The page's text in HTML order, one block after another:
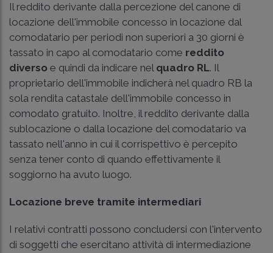
Il reddito derivante dalla percezione del canone di
locazione dell'immobile concesso in locazione dal
comodatario per periodi non superiori a 30 giorni è
tassato in capo al comodatario come reddito
diverso e quindi da indicare nel quadro RL. Il
proprietario dell'immobile indicherà nel quadro RB la
sola rendita catastale dell'immobile concesso in
comodato gratuito. Inoltre, il reddito derivante dalla
sublocazione o dalla locazione del comodatario va
tassato nell'anno in cui il corrispettivo è percepito
senza tener conto di quando effettivamente il
soggiorno ha avuto luogo.
Locazione breve tramite intermediari
I relativi contratti possono concludersi con l'intervento
di soggetti che esercitano attività di intermediazione